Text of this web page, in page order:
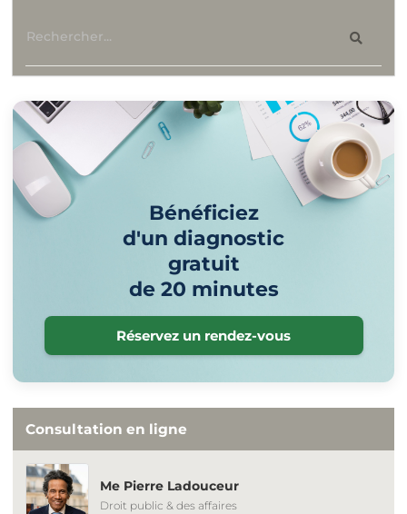
Bénéficiez
d'un diagnostic
gratuit
de 20 minutes
Réservez un rendez-vous
Consultation en ligne
Me Pierre Ladouceur
Droit public & des affaires